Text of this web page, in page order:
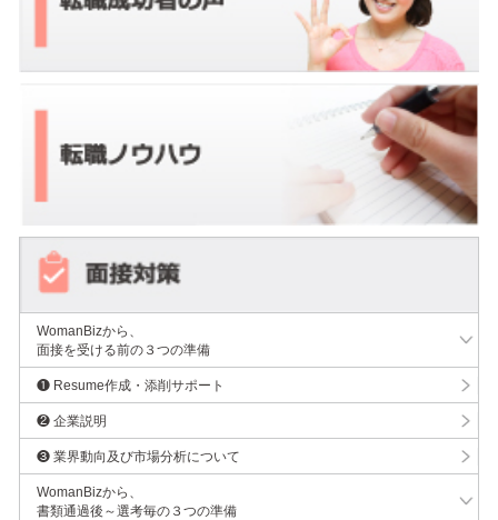
WomanBizから、
面接を受ける前の３つの準備
❶ Resume作成・添削サポート
❷ 企業説明
❸ 業界動向及び市場分析について
WomanBizから、
書類通過後～選考毎の３つの準備